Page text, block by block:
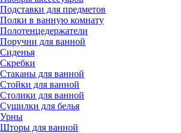
Подставки для предметов
Полки в ванную комнату
Полотенцедержатели
Поручни для ванной
Сиденья
Скребки
Стаканы для ванной
Стойки для ванной
Столики для ванной
Сушилки для белья
Урны
Шторы для ванной